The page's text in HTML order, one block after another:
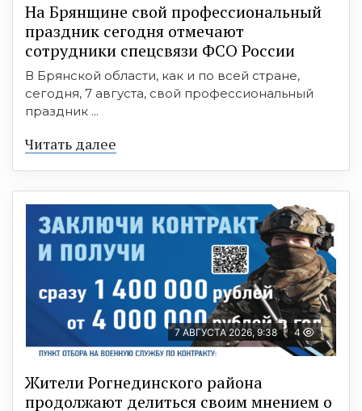
На Брянщине свой профессиональный
праздник сегодня отмечают
сотрудники спецсвязи ФСО России
В Брянской области, как и по всей стране,
сегодня, 7 августа, свой профессиональный
праздник ...
Читать далее
7 АВГУСТА 2026, 9:38 4
Жители Рогнединского района
продолжают делиться своим мнением о